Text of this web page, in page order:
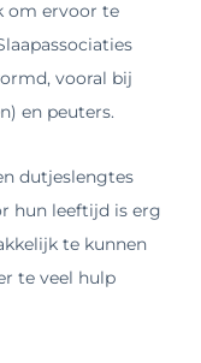
om ervoor te
vooral bij
en peuters.
dutjeslengtes
hun leeftijd is erg
te kunnen
te veel hulp